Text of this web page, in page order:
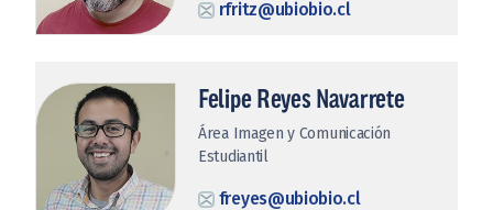
rfritz@ubiobio.cl
Felipe Reyes Navarrete
Área Imagen y Comunicación
Estudiantil
freyes@ubiobio.cl